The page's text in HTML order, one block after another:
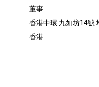
董事
香港中環 九如坊14號
香港